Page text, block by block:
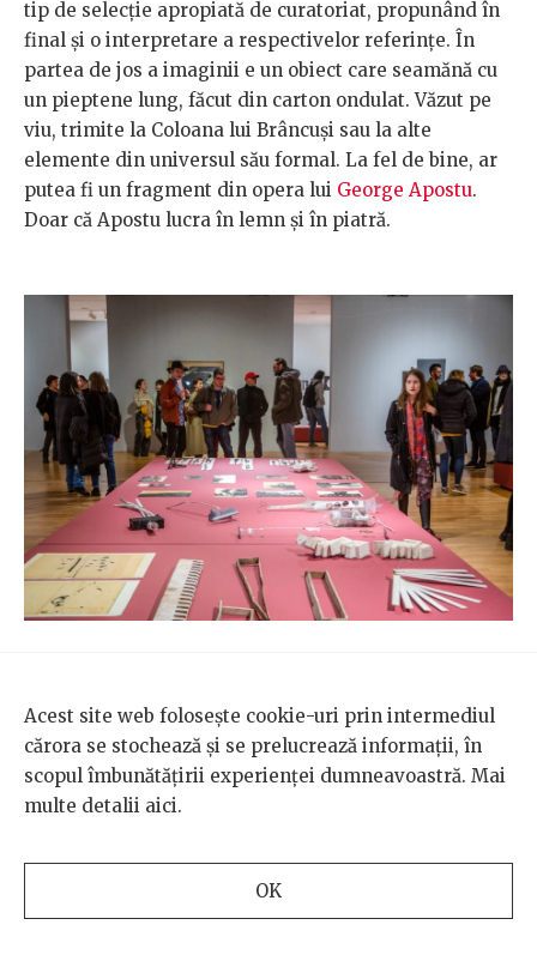
tip de selecție apropiată de curatoriat, propunând în
final și o interpretare a respectivelor referințe. În
partea de jos a imaginii e un obiect care seamănă cu
un pieptene lung, făcut din carton ondulat. Văzut pe
viu, trimite la Coloana lui Brâncuși sau la alte
elemente din universul său formal. La fel de bine, ar
putea fi un fragment din opera lui George Apostu.
Doar că Apostu lucra în lemn și în piatră.
La Mereuță, obiectul e din carton și asta pare să fie
forma sa finală, lucru care schimbă scara și
materialul. Monumentalitatea se mută la scara
machetei, deturnând o serie întreagă de semne și
operații cu retorica metodelor de producție ale
picturii și ale sculpturii de dinainte de 1960 sunt
Acest site web folosește cookie-uri prin intermediul
cărora se stochează și se prelucrează informații, în
scopul îmbunătățirii experienței dumneavoastră. Mai
multe detalii aici.
OK